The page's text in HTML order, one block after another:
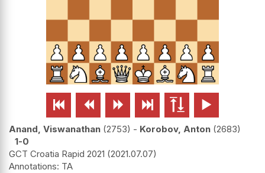
     
Anand, Viswanathan 2753 - Korobov, Anton 2683
1-0
GCT Croatia Rapid 2021 2021.07.07
TA